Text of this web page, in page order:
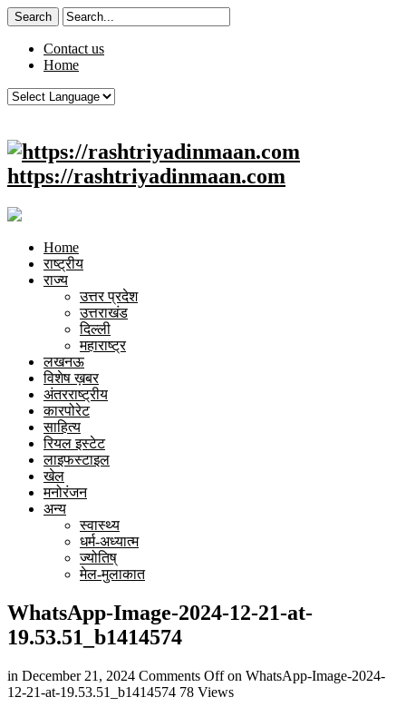
Contact us
Home
https://rashtriyadinmaan.com
Home
राष्ट्रीय
राज्य
उत्तर प्रदेश
उत्तराखंड
दिल्ली
महाराष्ट्र
लखनऊ
विशेष ख़बर
अंतरराष्ट्रीय
कारपोरेट
साहित्य
रियल इस्टेट
लाइफस्टाइल
खेल
मनोरंजन
अन्य
स्वास्थ्य
धर्म-अध्यात्म
ज्योतिष्
मेल-मुलाकात
WhatsApp-Image-2024-12-21-at-
19.53.51_b1414574
in December 21, 2024 Comments Offon WhatsApp-Image-2024-
12-21-at-19.53.51_b1414574 78 Views